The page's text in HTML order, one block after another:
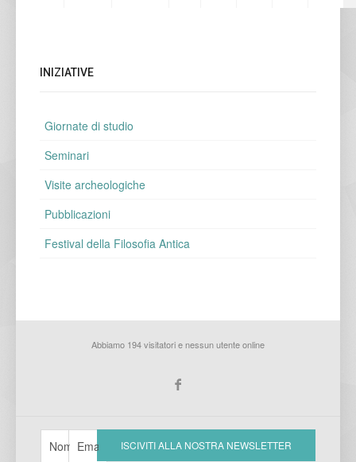
INIZIATIVE
Giornate di studio
Seminari
Visite archeologiche
Pubblicazioni
Festival della Filosofia Antica
Abbiamo 194 visitatori e nessun utente online